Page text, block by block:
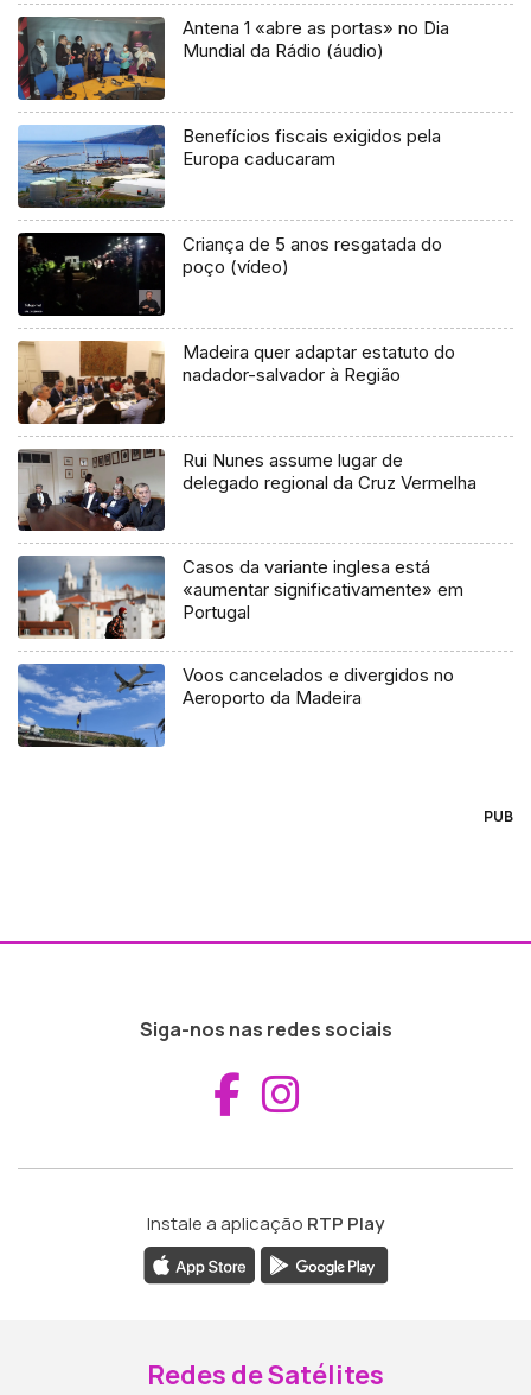
Antena 1 «abre as portas» no Dia
Mundial da Rádio (áudio)
Benefícios fiscais exigidos pela
Europa caducaram
Criança de 5 anos resgatada do
poço (vídeo)
Madeira quer adaptar estatuto do
nadador-salvador à Região
Rui Nunes assume lugar de
delegado regional da Cruz Vermelha
Casos da variante inglesa está
«aumentar significativamente» em
Portugal
Voos cancelados e divergidos no
Aeroporto da Madeira
PUB
Siga-nos nas redes sociais
Aceder ao
Instale a aplicação RTP Play
Redes de Satélites